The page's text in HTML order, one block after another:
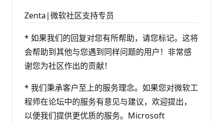
Zenta|微软社区支持专员
* 如果我们的回复对您有所帮助，请您标记。这将
会帮助到其他与您遇到同样问题的用户！非常感
谢您为社区作出的贡献！
* 我们秉承客户至上的服务理念。如果您对微软工
程师在论坛中的服务有意见与建议，欢迎提出，
以便我们提供更优质的服务。Microsoft